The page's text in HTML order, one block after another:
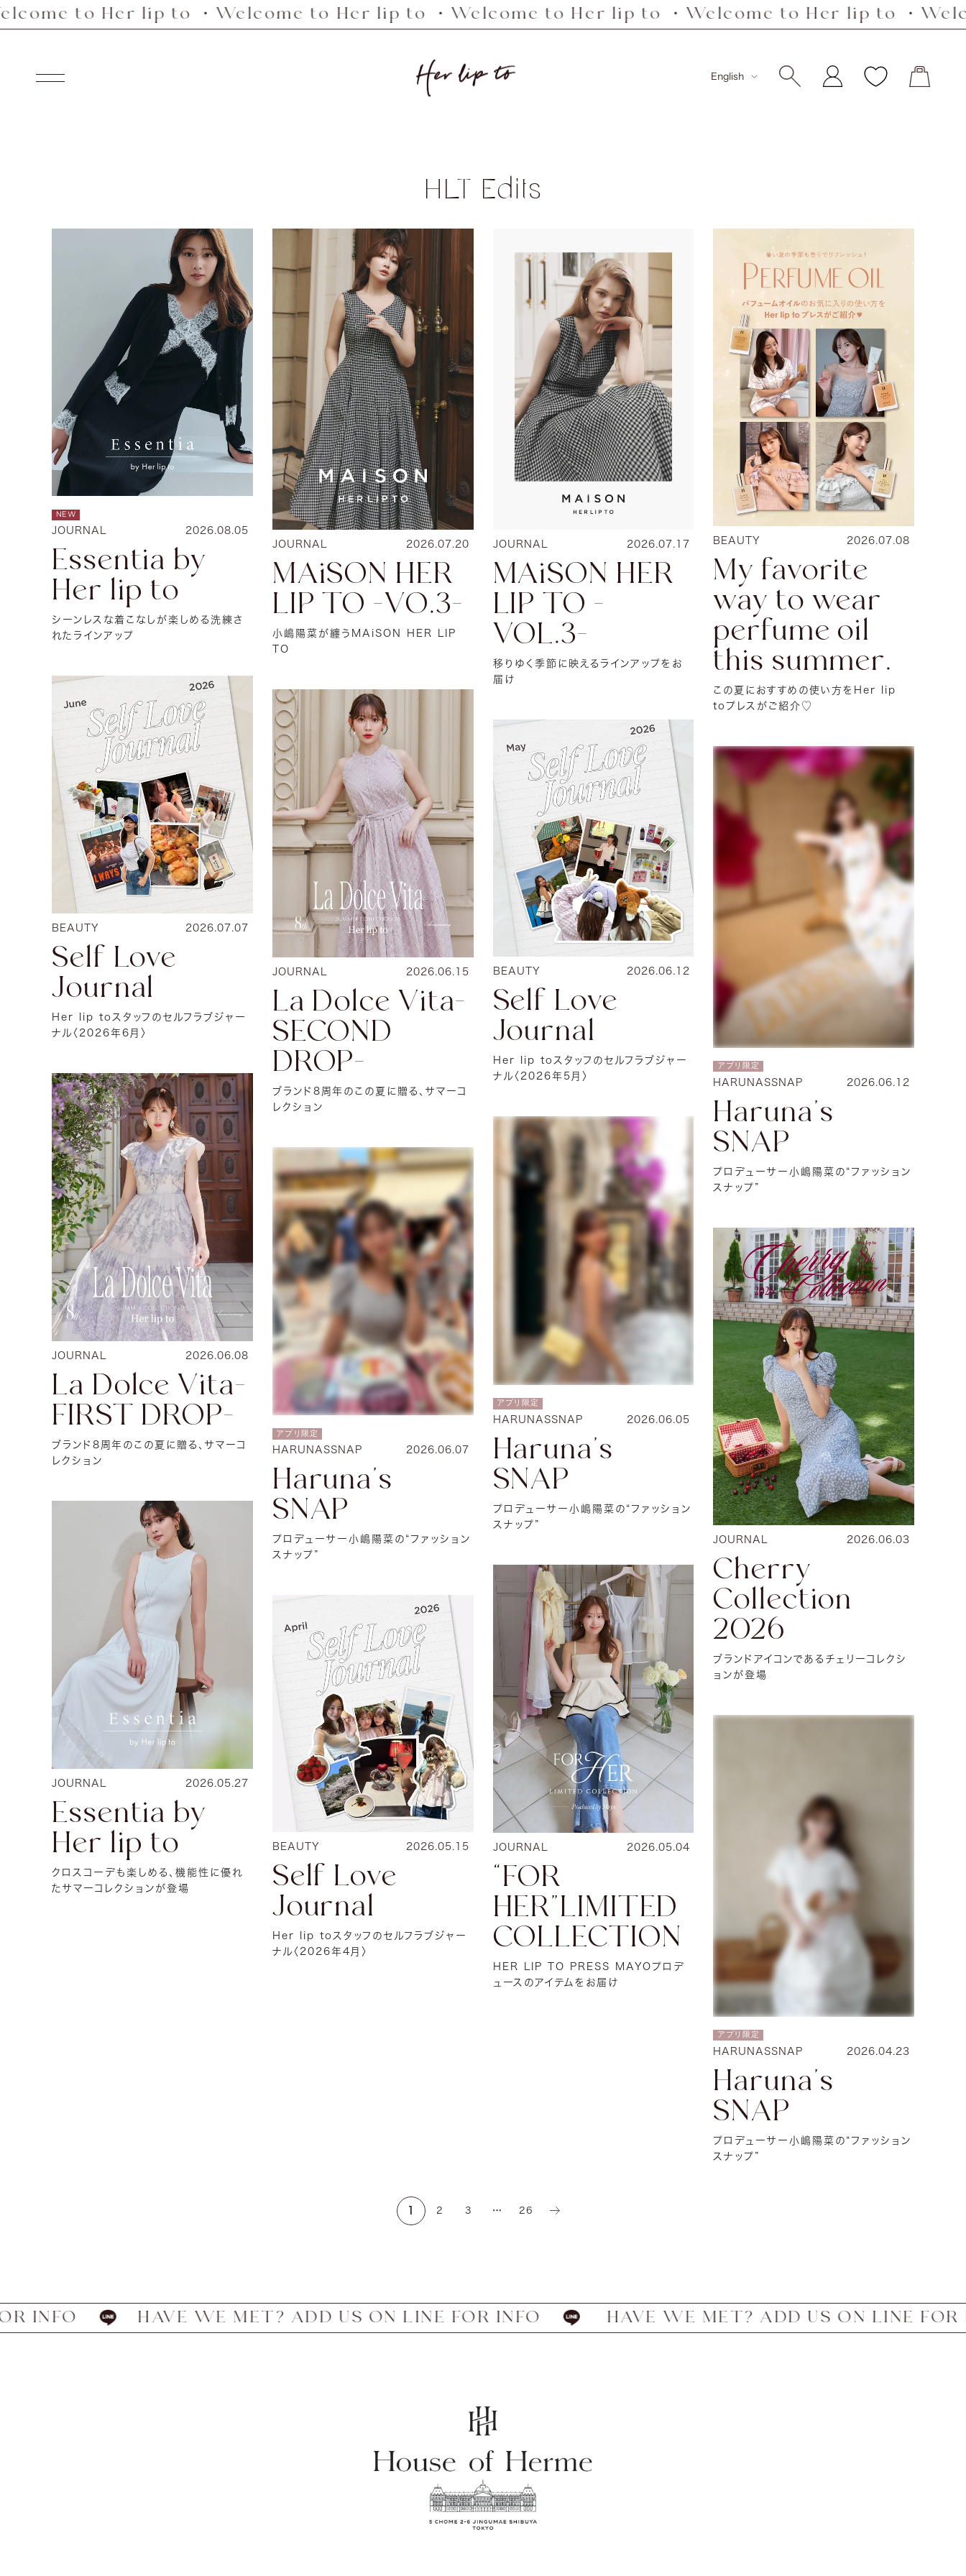
Skip
to
lip to ・Welcome to Her lip to ・Welcome to Her lip to ・Welcome to Her lip to ・Welcome
Navigation English
HLT Edits
NEW
JOURNAL 2026.08.05
Essentia by
Her lip to
シーンレスな着こなしが楽しめる洗練さ
れたラインアップ
JOURNAL 2026.07.20
MAiSON HER
LIP TO -VO.3-
小嶋陽菜が纏うMAiSON HER LIP
TO
JOURNAL 2026.07.17
MAiSON HER
LIP TO -
VOL.3-
移りゆく季節に映えるラインアップをお
届け
BEAUTY 2026.07.08
My favorite
way to wear
perfume oil
this summer.
この夏におすすめの使い方をHer lip
toプレスがご紹介♡
BEAUTY 2026.07.07
Self Love
Journal
Her lip toスタッフのセルフラブジャー
ナル〈2026年6月〉
JOURNAL 2026.06.15
La Dolce Vita-
SECOND
DROP-
ブランド8周年のこの夏に贈る、サマーコ
レクション
BEAUTY 2026.06.12
Self Love
Journal
Her lip toスタッフのセルフラブジャー
ナル〈2026年5月〉
アプリ限定
HARUNASSNAP 2026.06.12
Haruna's
SNAP
プロデューサー小嶋陽菜の“ファッション
スナップ”
JOURNAL 2026.06.08
La Dolce Vita-
FIRST DROP-
ブランド8周年のこの夏に贈る、サマーコ
レクション
アプリ限定
HARUNASSNAP 2026.06.07
Haruna's
SNAP
プロデューサー小嶋陽菜の“ファッション
スナップ”
アプリ限定
HARUNASSNAP 2026.06.05
Haruna's
SNAP
プロデューサー小嶋陽菜の“ファッション
スナップ”
JOURNAL
2026.06.03
Cherry
Collection
2026
ブランドアイコンであるチェリーコレクシ
ョンが登場
JOURNAL 2026.05.27
Essentia by
Her lip to
クロスコーデも楽しめる、機能性に優れ
たサマーコレクションが登場
BEAUTY 2026.05.15
Self Love
Journal
Her lip toスタッフのセルフラブジャー
ナル〈2026年4月〉
JOURNAL 2026.05.04
“FOR
HER”LIMITED
COLLECTION
HER LIP TO PRESS MAYOプロデ
ュースのアイテムをお届け
アプリ限定
HARUNASSNAP 2026.04.23
Haruna's
SNAP
プロデューサー小嶋陽菜の“ファッション
スナップ”
1 2 3 … 26
HAVE WE MET? ADD US ON LINE FOR INFO HAVE WE MET? ADD US ON LINE FOR INFO